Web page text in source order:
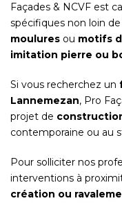
Façades & NCVF est
spécifiques non loin
moulures ou motifs
imitation pierre ou
Si vous recherchez un
Lannemezan, Pro
projet de
contemporaine ou au
Pour solliciter nos
interventions à
création ou